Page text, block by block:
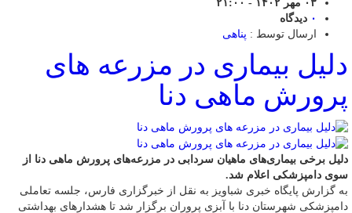
۰۳ مهر ۱۴۰۲ - ۲۱:۰۰
۰ دیدگاه
ارسال توسط : پناهی
دلیل بیماری در مزرعه های
پرورش ماهی دنا
دلیل برخی بیماری‌های ماهیان سردابی‌ در مزرعه‌های پرورش ماهی دنا از
سوی دامپزشکی اعلام شد.
به گزارش پایگاه خبری شباویز به نقل از خبرگزاری فارس، جلسه تعاملی
دامپزشکی شهرستان دنا با آبزی پروران برگزار شد تا هشدارهای بهداشتی